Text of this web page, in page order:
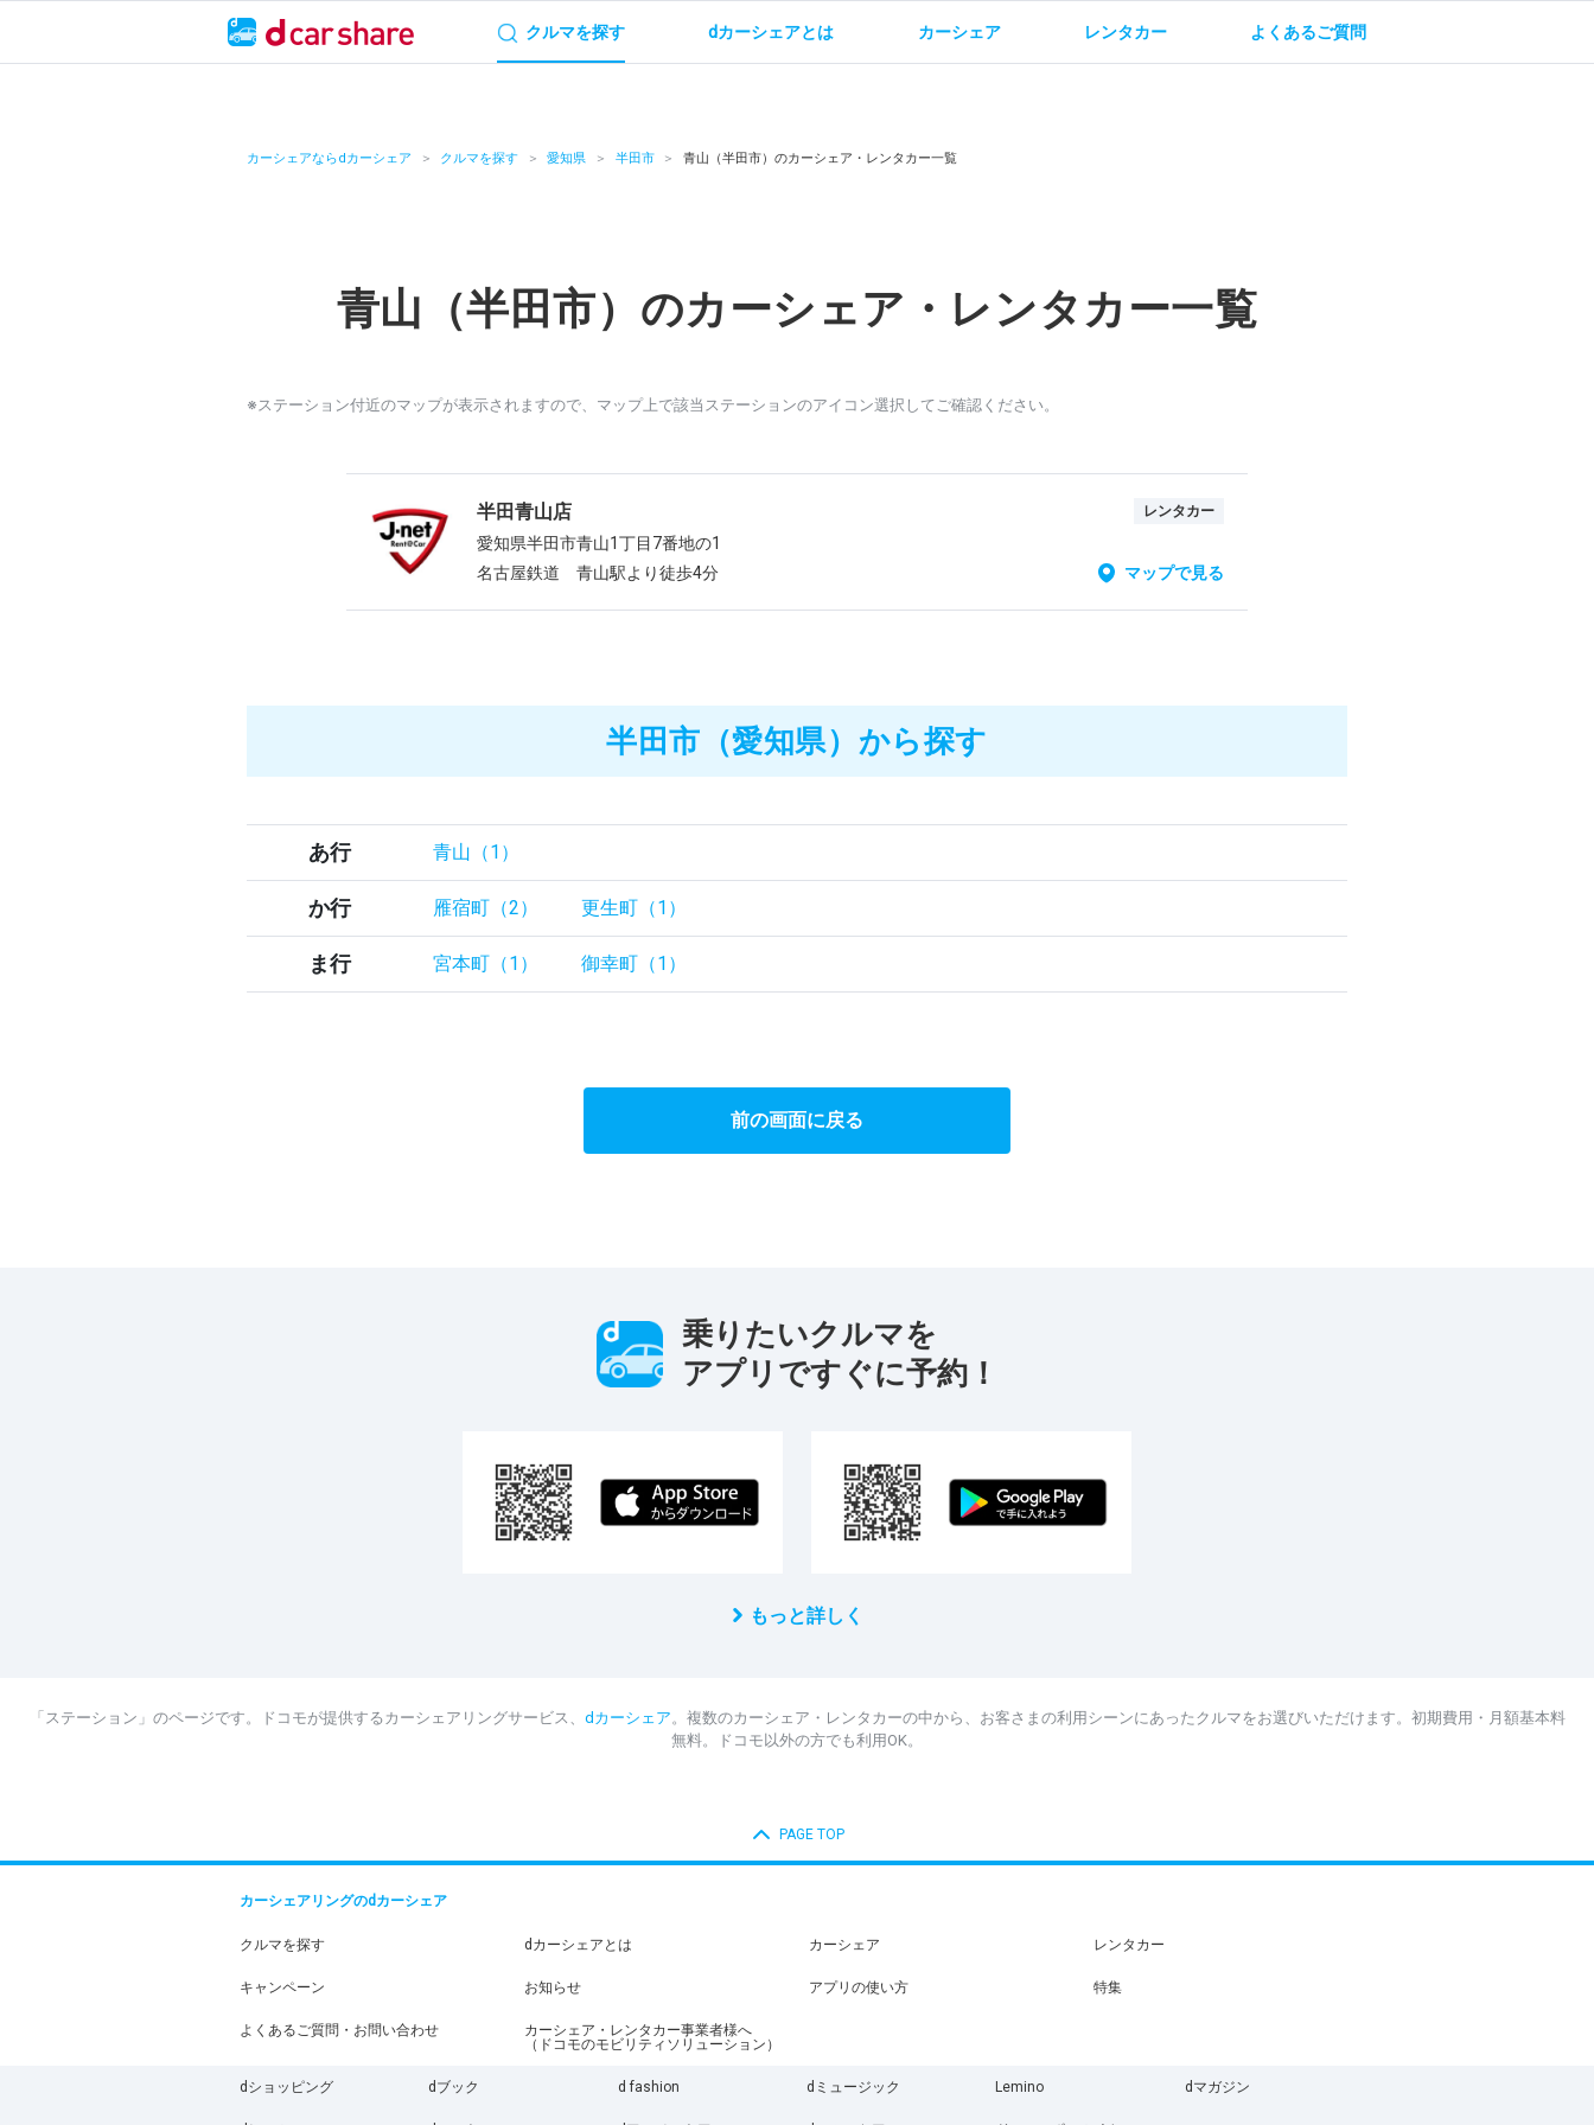
クルマを探す dカーシェアとは カーシェア レンタカー よくあるご質問
カーシェアならdカーシェア クルマを探す 愛知県 半田市 青山（半田市）のカーシェア・レンタカー一覧
青山（半田市）のカーシェア・レンタカー一覧
※ステーション付近のマップが表示されますので、マップ上で該当ステーションのアイコン選択してご確認ください。
半田青山店 レンタカー
愛知県半田市青山1丁目7番地の1
名古屋鉄道 青山駅より徒歩4分
マップで見る
半田市（愛知県）から探す
あ行 青山（1）
か行 雁宿町（2） 更生町（1）
ま行 宮本町（1） 御幸町（1）
前の画面に戻る
乗りたいクルマを
アプリですぐに予約！
もっと詳しく
「ステーション」のページです。ドコモが提供するカーシェアリングサービス、 dカーシェア。複数のカーシェア・レンタカーの中から、お客さまの利用シーンにあったクルマをお選びいただけます。初期費用・月額基本料
無料。ドコモ以外の方でも利用OK。
PAGE TOP
カーシェアリングのdカーシェア
クルマを探す dカーシェアとは カーシェア レンタカー
キャンペーン お知らせ アプリの使い方 特集
よくあるご質問・お問い合わせ
カーシェア・レンタカー事業者様へ
（ドコモのモビリティソリューション）
dショッピング dブック d fashion dミュージック Lemino dマガジン
よくあるご質問・お問い合わせ